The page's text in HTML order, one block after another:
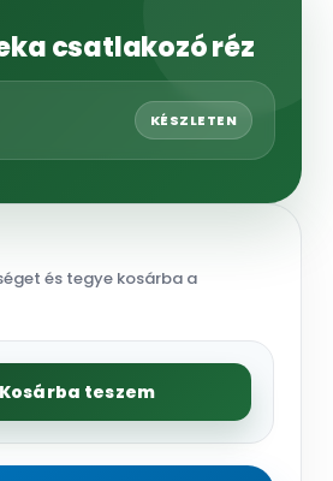
csatlakozó réz
KÉSZLETEN
és tegye kosárba a
Kosárba teszem